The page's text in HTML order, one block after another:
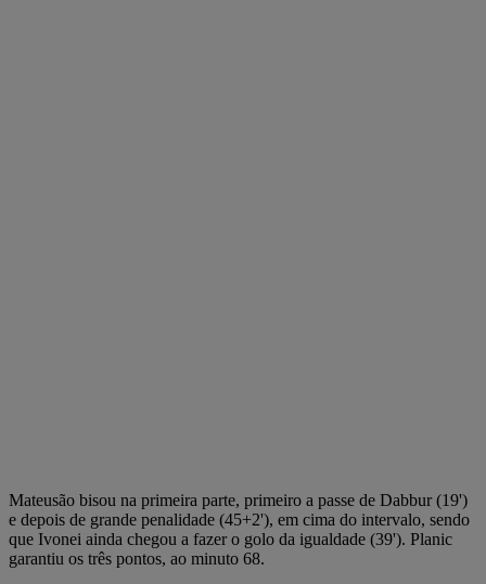
Mateusão bisou na primeira parte, primeiro a passe de Dabbur (19')
e depois de grande penalidade (45+2'), em cima do intervalo, sendo
que Ivonei ainda chegou a fazer o golo da igualdade (39'). Planic
garantiu os três pontos, ao minuto 68.